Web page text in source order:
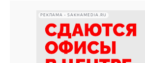
РЕКЛАМА • SAKHAMEDIA.RU